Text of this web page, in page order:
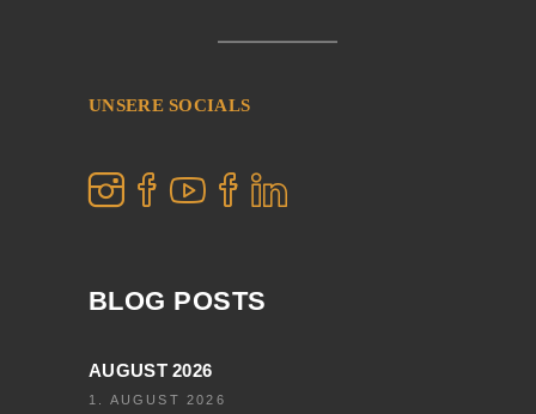
UNSERE SOCIALS
BLOG POSTS
AUGUST 2026
1. AUGUST 2026